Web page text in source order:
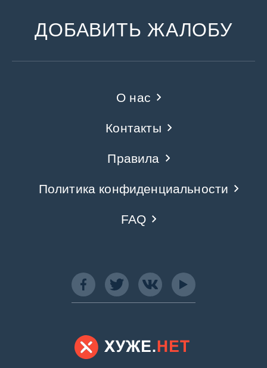
ДОБАВИТЬ ЖАЛОБУ
О нас
Контакты
Правила
Политика конфиденциальности
FAQ